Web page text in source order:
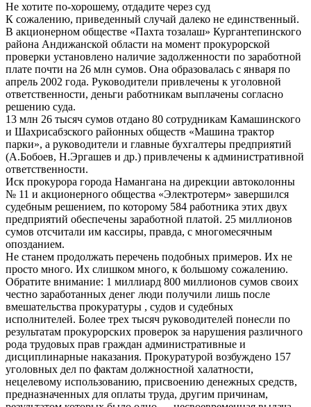
Не хотите по-хорошему, отдадите через суд
К сожалению, приведенный случай далеко не единственный.
В акционерном обществе «Пахта тозалаш» Кургантепинского
района Андижанской области на момент прокурорской
проверки установлено наличие задолженности по заработной
плате почти на 26 млн сумов. Она образовалась с января по
апрель 2002 года. Руководители привлечены к уголовной
ответственности, деньги работникам выплачены согласно
решению суда.
13 млн 26 тысяч сумов отдано 80 сотрудникам Камашинского
и Шахрисабзского районных обществ «Машина трактор
парки», а руководители и главные бухгалтеры предприятий
(А.Бобоев, Н.Эргашев и др.) привлечены к административной
ответственности.
Иск прокурора города Намангана на дирекции автоколонны
№ 11 и акционерного общества «Электротерм» завершился
судебным решением, по которому 584 работника этих двух
предприятий обеспечены заработной платой. 25 миллионов
сумов отсчитали им кассиры, правда, с многомесячным
опозданием.
Не станем продолжать перечень подобных примеров. Их не
просто много. Их слишком много, к большому сожалению.
Обратите внимание: 1 миллиард 800 миллионов сумов своих
честно заработанных денег люди получили лишь после
вмешательства прокуратуры , судов и судебных
исполнителей. Более трех тысяч руководителей понесли по
результатам прокурорских проверок за нарушения различного
рода трудовых прав граждан административные и
дисциплинарные наказания. Прокуратурой возбуждено 157
уголовных дел по фактам должностной халатности,
нецелевому использованию, присвоению денежных средств,
предназначенных для оплаты труда, другим причинам,